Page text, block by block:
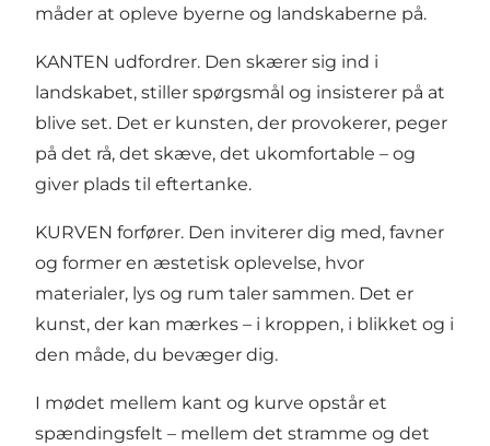
måder at opleve byerne og landskaberne på.
KANTEN udfordrer. Den skærer sig ind i
landskabet, stiller spørgsmål og insisterer på at
blive set. Det er kunsten, der provokerer, peger
på det rå, det skæve, det ukomfortable – og
giver plads til eftertanke.
KURVEN forfører. Den inviterer dig med, favner
og former en æstetisk oplevelse, hvor
materialer, lys og rum taler sammen. Det er
kunst, der kan mærkes – i kroppen, i blikket og i
den måde, du bevæger dig.
I mødet mellem kant og kurve opstår et
spændingsfelt – mellem det stramme og det